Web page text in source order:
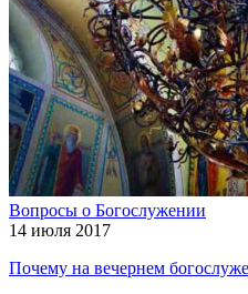
Вопросы о Богослужении
14 июля 2017
Почему на вечернем